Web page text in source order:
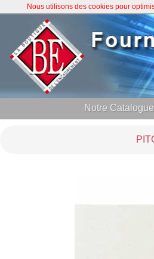
Notre Catalogue
Nous utilisons des cookies pour